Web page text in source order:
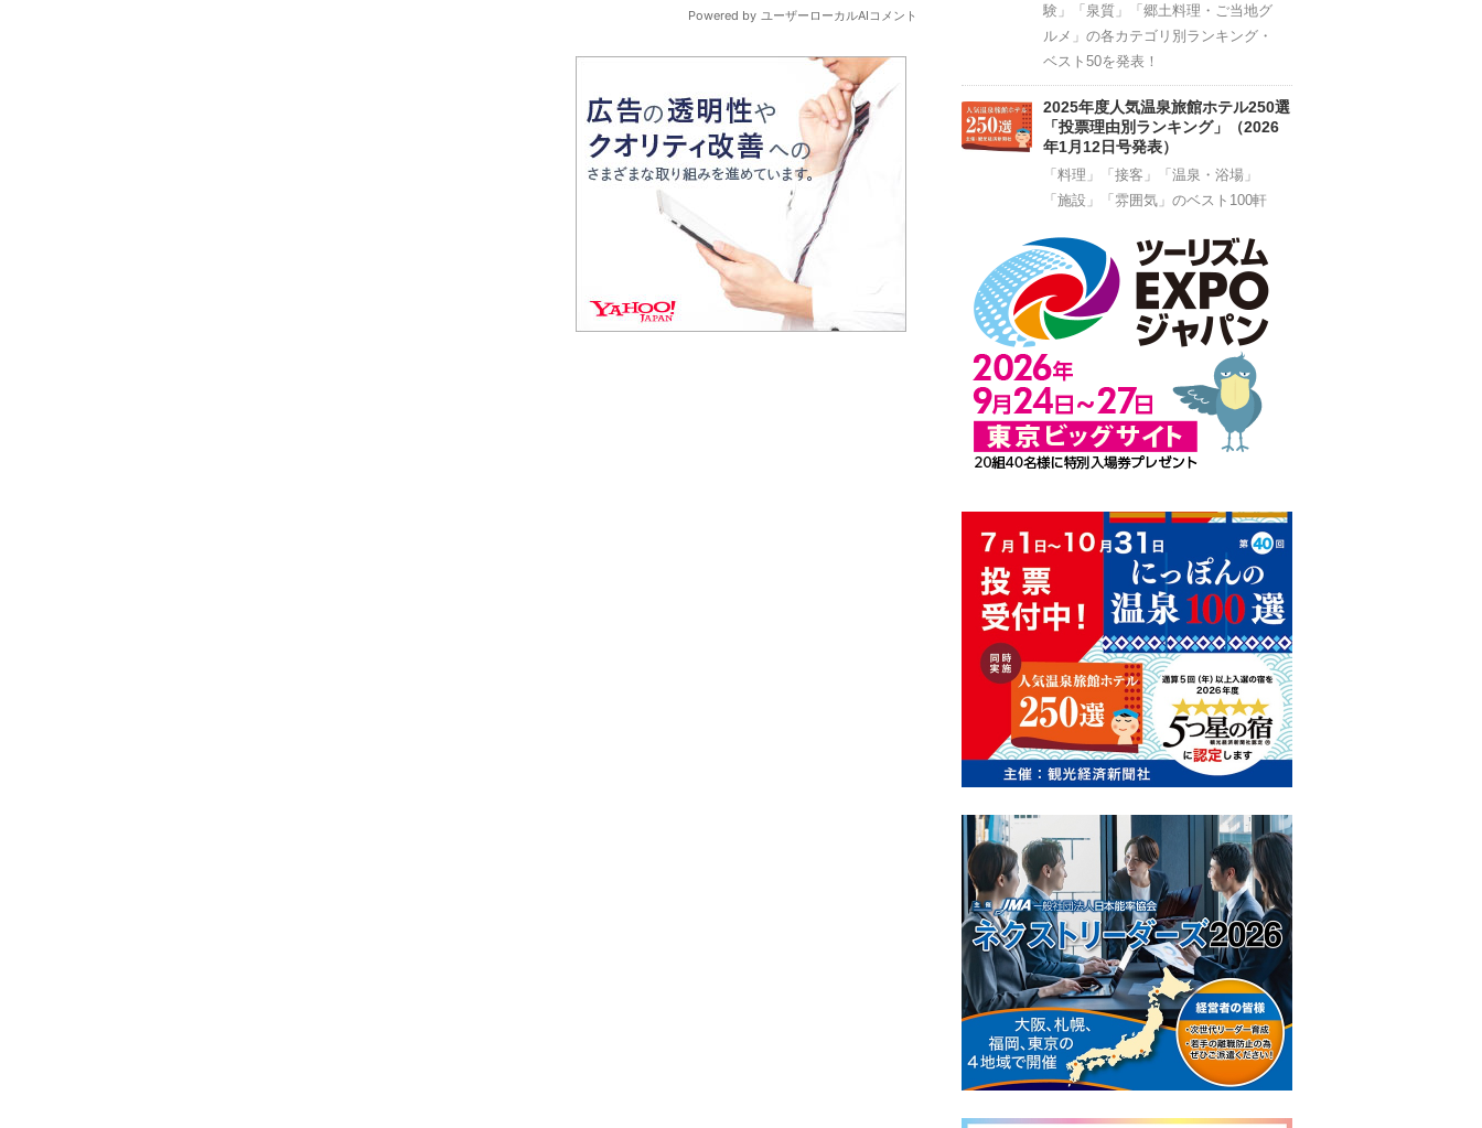
験」「泉質」「郷土料理・ご当地グ
ルメ」の各カテゴリ別ランキング・
ベスト50を発表！
2025年度人気温泉旅館ホテル250選
「投票理由別ランキング」（2026
年1月12日号発表）
「料理」「接客」「温泉・浴場」
「施設」「雰囲気」のベスト100軒